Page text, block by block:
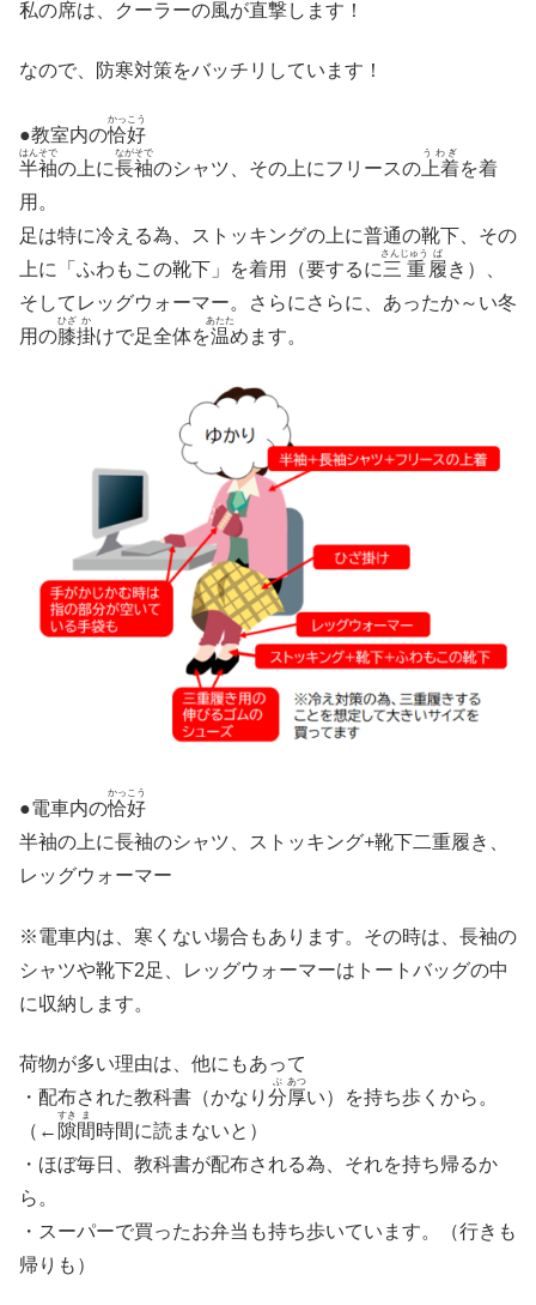
私の席は、クーラーの風が直撃します！
なので、防寒対策をバッチリしています！
●教室内の恰好
かっこう
半
はん
袖
そで
の上に長
なが
袖
そで
のシャツ、その上にフリースの上着
うわぎ
を着
用。
足は特に冷える為、ストッキングの上に普通の靴下、その
上に「ふわもこの靴下」を着用（要するに三重
さんじゅう
履
ば
き）、
そしてレッグウォーマー。さらにさらに、あったか～い冬
用の膝
ひざ
掛
か
けで足全体を温
あたた
めます。
●電車内の恰好
かっこう
半袖の上に長袖のシャツ、ストッキング+靴下二重履き、
レッグウォーマー
※電車内は、寒くない場合もあります。その時は、長袖の
シャツや靴下2足、レッグウォーマーはトートバッグの中
に収納します。
荷物が多い理由は、他にもあって
・配布された教科書（かなり 分
ぶ
厚
あつ
い）を持ち歩くから。
（← 隙
すき
間
ま
時間に読まないと）
・ほぼ毎日、教科書が配布される為、それを持ち帰るか
ら。
・スーパーで買ったお弁当も持ち歩いています。（行きも
帰りも）